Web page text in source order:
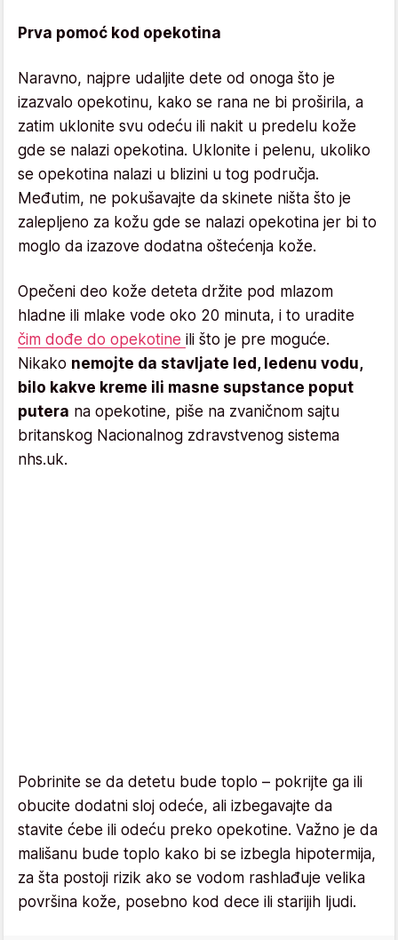
Prva pomoć kod opekotina
Naravno, najpre udaljite dete od onoga što je
izazvalo opekotinu, kako se rana ne bi proširila, a
zatim uklonite svu odeću ili nakit u predelu kože
gde se nalazi opekotina. Uklonite i pelenu, ukoliko
se opekotina nalazi u blizini u tog područja.
Međutim, ne pokušavajte da skinete ništa što je
zalepljeno za kožu gde se nalazi opekotina jer bi to
moglo da izazove dodatna oštećenja kože.
Opečeni deo kože deteta držite pod mlazom
hladne ili mlake vode oko 20 minuta, i to uradite
čim dođe do opekotine ili što je pre moguće.
Nikako nemojte da stavljate led, ledenu vodu,
bilo kakve kreme ili masne supstance poput
putera na opekotine, piše na zvaničnom sajtu
britanskog Nacionalnog zdravstvenog sistema
nhs.uk.
Pobrinite se da detetu bude toplo – pokrijte ga ili
obucite dodatni sloj odeće, ali izbegavajte da
stavite ćebe ili odeću preko opekotine. Važno je da
mališanu bude toplo kako bi se izbegla hipotermija,
za šta postoji rizik ako se vodom rashlađuje velika
površina kože, posebno kod dece ili starijih ljudi.